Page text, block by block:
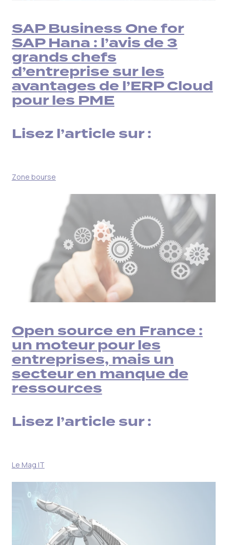
SAP Business One for
SAP Hana : l’avis de 3
grands chefs
d’entreprise sur les
avantages de l’ERP Cloud
pour les PME
Lisez l’article sur :
Zone bourse
Open source en France :
un moteur pour les
entreprises, mais un
secteur en manque de
ressources
Lisez l’article sur :
Le Mag IT